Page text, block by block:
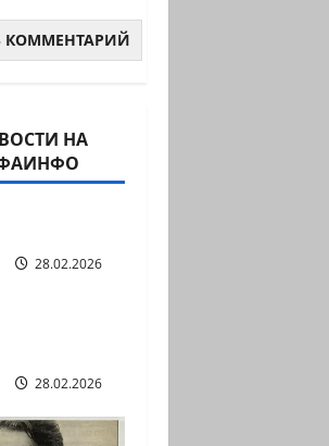
НА
гостиная
28.02.2026
гостиная
28.02.2026